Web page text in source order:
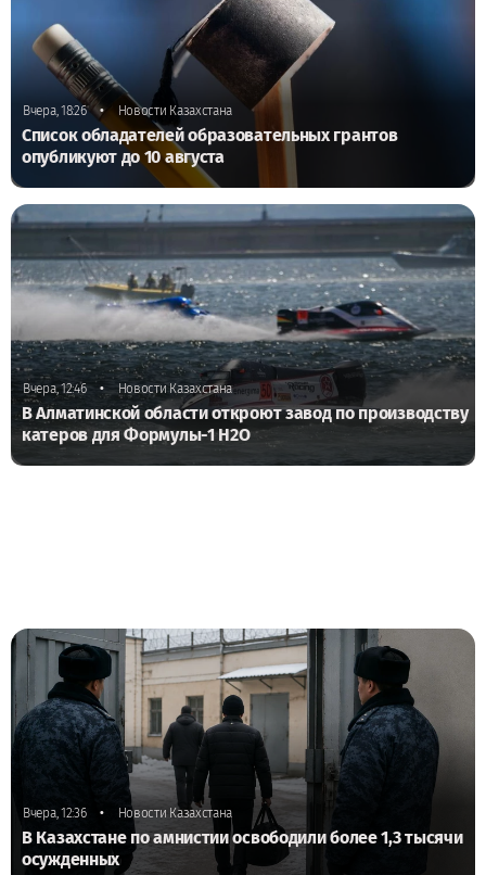
Вчера, 18:26 • Новости Казахстана
Список обладателей образовательных грантов
опубликуют до 10 августа
Вчера, 12:46 • Новости Казахстана
В Алматинской области откроют завод по производству
катеров для Формулы-1 H2O
Вчера, 12:36 • Новости Казахстана
В Казахстане по амнистии освободили более 1,3 тысячи
осужденных